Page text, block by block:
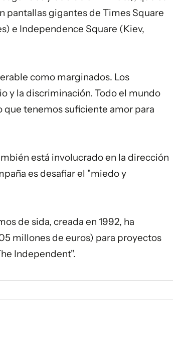
pantallas gigantes de Times Square
e Independence Square (Kiev,
como marginados. Los
y la discriminación. Todo el mundo
tenemos suficiente amor para
está involucrado en la dirección
es desafiar el "miedo y
de sida, creada en 1992, ha
millones de euros) para proyectos
Independent".